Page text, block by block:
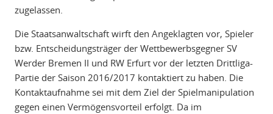
zugelassen.
Die Staatsanwaltschaft wirft den Angeklagten vor, Spieler
bzw. Entscheidungsträger der Wettbewerbsgegner SV
Werder Bremen II und RW Erfurt vor der letzten Drittliga-
Partie der Saison 2016/2017 kontaktiert zu haben. Die
Kontaktaufnahme sei mit dem Ziel der Spielmanipulation
gegen einen Vermögensvorteil erfolgt. Da im